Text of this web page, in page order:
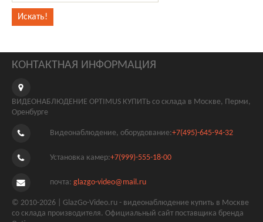
КОНТАКТНАЯ ИНФОРМАЦИЯ
ВИДЕОНАБЛЮДЕНИЕ OPTIMUS КУПИТЬ со склада в Москве, Перми,
Оренбурге
Видеонаблюдение, оборудование:+7(495)-645-94-32
Установка камер:+7(999)-555-18-00
почта: glazgo-video@mail.ru
© 2010-2026 | GlazGo-Video.ru - видеонаблюдение купить в Москве
со склада производителя. Официальный сайт поставщика бренда